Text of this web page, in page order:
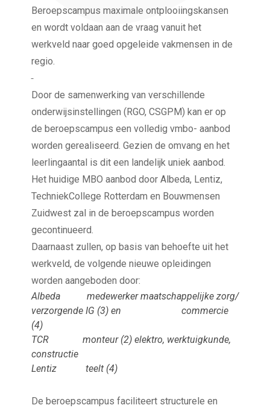
Beroepscampus maximale ontplooiingskansen
en wordt voldaan aan de vraag vanuit het
werkveld naar goed opgeleide vakmensen in de
regio.
Door de samenwerking van verschillende
onderwijsinstellingen (RGO, CSGPM) kan er op
de beroepscampus een volledig vmbo- aanbod
worden gerealiseerd. Gezien de omvang en het
leerlingaantal is dit een landelijk uniek aanbod.
Het huidige MBO aanbod door Albeda, Lentiz,
TechniekCollege Rotterdam en Bouwmensen
Zuidwest zal in de beroepscampus worden
gecontinueerd.
Daarnaast zullen, op basis van behoefte uit het
werkveld, de volgende nieuwe opleidingen
worden aangeboden door:
Albeda medewerker maatschappelijke zorg/
verzorgende IG (3) en commercie
(4)
TCR monteur (2) elektro, werktuigkunde,
constructie
Lentiz teelt (4)
De beroepscampus faciliteert structurele en